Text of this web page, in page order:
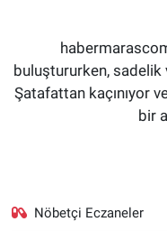
buluştururken,
Şatafattan kaçınıyor
bir
Nöbetçi Eczaneler